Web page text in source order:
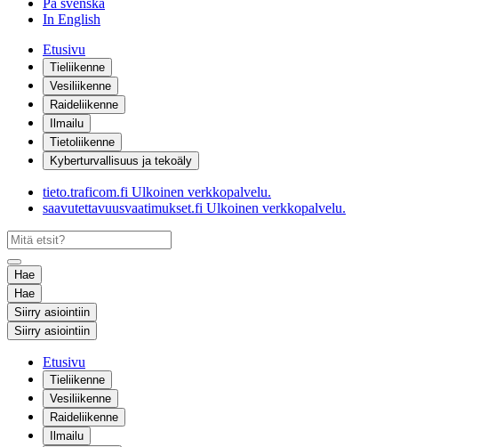
På svenska
In English
Etusivu
Tieliikenne
Vesiliikenne
Raideliikenne
Ilmailu
Tietoliikenne
Kyberturvallisuus ja tekoäly
tieto.traficom.fi Ulkoinen verkkopalvelu.
saavutettavuusvaatimukset.fi Ulkoinen verkkopalvelu.
Hae
Hae
Siirry asiointiin
Siirry asiointiin
Etusivu
Tieliikenne
Vesiliikenne
Raideliikenne
Ilmailu